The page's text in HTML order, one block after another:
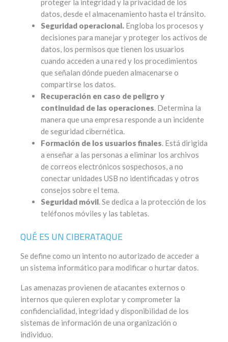
proteger la integridad y la privacidad de los
datos, desde el almacenamiento hasta el tránsito.
Seguridad operacional. Engloba los procesos y
decisiones para manejar y proteger los activos de
datos, los permisos que tienen los usuarios
cuando acceden a una red y los procedimientos
que señalan dónde pueden almacenarse o
compartirse los datos.
Recuperación en caso de peligro y
continuidad de las operaciones. Determina la
manera que una empresa responde a un incidente
de seguridad cibernética.
Formación de los usuarios finales. Está dirigida
a enseñar a las personas a eliminar los archivos
de correos electrónicos sospechosos, a no
conectar unidades USB no identificadas y otros
consejos sobre el tema.
Seguridad móvil. Se dedica a la protección de los
teléfonos móviles y las tabletas.
QUÉ ES UN CIBERATAQUE
Se define como un intento no autorizado de acceder a
un sistema informático para modificar o hurtar datos.
Las amenazas provienen de atacantes externos o
internos que quieren explotar y comprometer la
confidencialidad, integridad y disponibilidad de los
sistemas de información de una organización o
individuo.